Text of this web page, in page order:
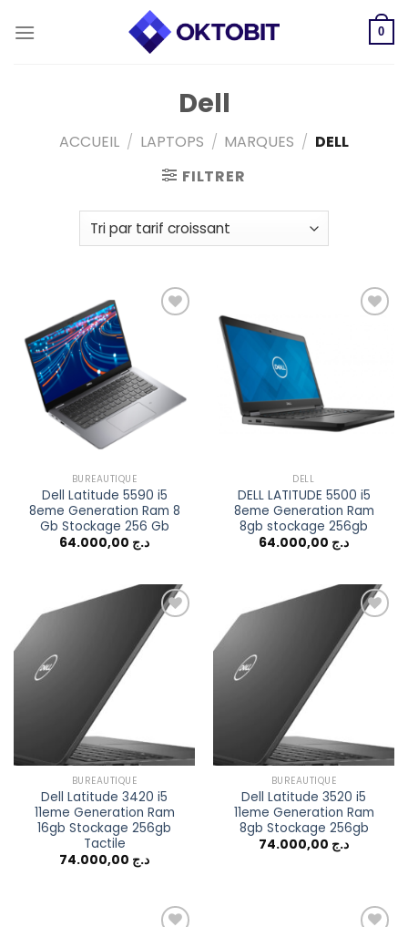
0
Dell
ACCUEIL / LAPTOPS / MARQUES / DELL
FILTRER
BUREAUTIQUE
Dell Latitude 5590 i5
8eme Generation Ram 8
Gb Stockage 256 Gb
د.ج
DELL
DELL LATITUDE 5500 i5
8eme Generation Ram
8gb stockage 256gb
د.ج
BUREAUTIQUE
Dell Latitude 3420 i5
11eme Generation Ram
16gb Stockage 256gb
Tactile
د.ج
BUREAUTIQUE
Dell Latitude 3520 i5
11eme Generation Ram
8gb Stockage 256gb
د.ج